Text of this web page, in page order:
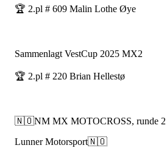
🏆 2.pl # 609 Malin Lothe Øye
Sammenlagt VestCup 2025 MX2
🏆 2.pl # 220 Brian Hellestø
🇳🇴NM MX MOTOCROSS, runde 2
Lunner Motorsport🇳🇴